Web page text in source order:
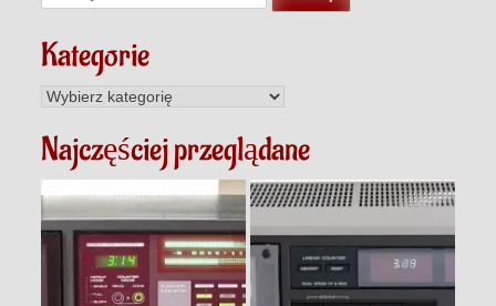
Kategorie
Kategorie
Najczęściej przeglądane